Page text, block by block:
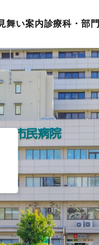
舞い案内診療科・部門